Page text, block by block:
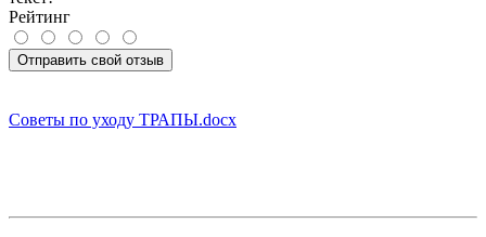
Рейтинг
Отправить свой отзыв
Советы по уходу ТРАПЫ.docx